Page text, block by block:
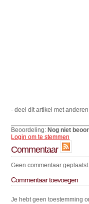
- deel dit artikel met anderen
Beoordeling:Nog niet
Login om te stemmen
Commentaar
Geen commentaar geplaatst.
Commentaar toevoegen
Je hebt geen toestemming